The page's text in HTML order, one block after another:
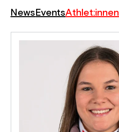
NewsEventsAthlet:innen